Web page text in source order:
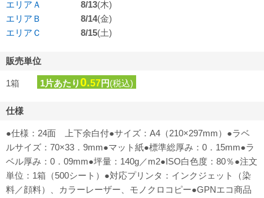
エリアＡ
8/13(木)
エリアＢ
8/14(金)
エリアＣ
8/15(土)
販売単位
1箱 1片あたり 0.57円(税込)
仕様
●仕様：24面 上下余白付●サイズ：A4（210×297mm）●ラベ
ルサイズ：70×33．9mm●マット紙●標準総厚み：0．15mm●ラ
ベル厚み：0．09mm●坪量：140g／m2●ISO白色度：80％●注文
単位：1箱（500シート）●対応プリンタ：インクジェット（染
料／顔料）、カラーレーザー、モノクロコピー●GPNエコ商品